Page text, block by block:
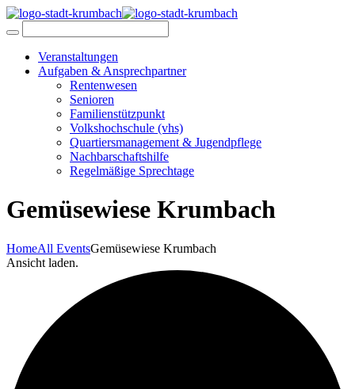
Veranstaltungen
Aufgaben & Ansprechpartner
Rentenwesen
Senioren
Familienstützpunkt
Volkshochschule (vhs)
Quartiersmanagement & Jugendpflege
Nachbarschaftshilfe
Regelmäßige Sprechtage
Gemüsewiese Krumbach
HomeAll EventsGemüsewiese Krumbach
Ansicht laden.